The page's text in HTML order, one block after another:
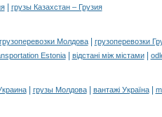
| грузы Казахстан – Грузия
грузоперевозки Молдова|
грузоперевозки
Estonia| відстані між містами|
| грузы Молдова| вантажі Україна|